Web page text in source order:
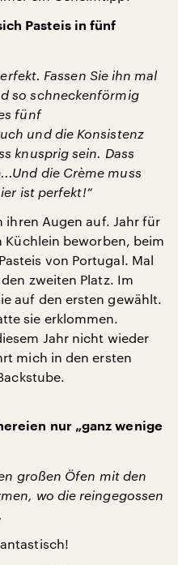
Pasteis in fünf
Fassen Sie ihn mal
so schneckenförmig
fünf
und die Konsistenz
knusprig sein. Dass
die Crème muss
ist perfekt!“
ihren Augen auf. Jahr für
Küchlein beworben, beim
von Portugal. Mal
zweiten Platz. Im
auf den ersten gewählt.
sie erklommen.
Jahr nicht wieder
mich in den ersten
nur „ganz wenige
großen Öfen mit den
wo die reingegossen